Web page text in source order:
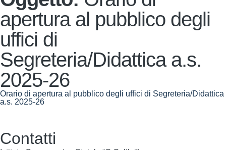
apertura al pubblico degli
uffici di
Segreteria/Didattica a.s.
2025-26
Orario di apertura al pubblico degli uffici di Segreteria/Didattica
a.s. 2025-26
Contatti